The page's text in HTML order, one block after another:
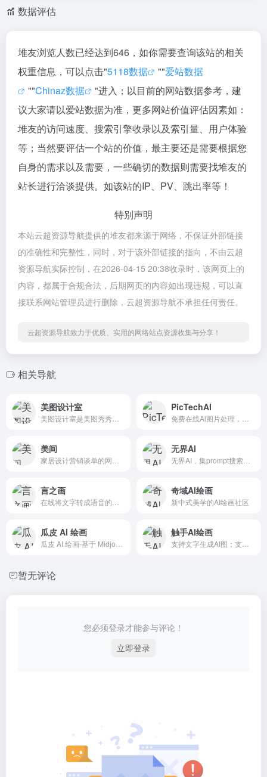
数据评估
堆友浏览人数已经达到646，如你需要查询该站的相关
权重信息，可以点击"5118数据 ""爱站数据
""Chinaz数据
"进入；以目前的网站数据参考，建
议大家请以爱站数据为准，更多网站价值评估因素如：
堆友的访问速度、搜索引擎收录以及索引量、用户体验
等；当然要评估一个站的价值，最主要还是需要根据您
自身的需求以及需要，一些确切的数据则需要找堆友的
站长进行洽谈提供。如该站的IP、PV、跳出率等！
特别声明
本站云超资源导航提供的堆友都来源于网络，不保证外部链接
的准确性和完整性，同时，对于该外部链接的指向，不由云超
资源导航实际控制，在2026-04-15 20:38收录时，该网页上的
内容，都属于合规合法，后期网页的内容如出现违规，可以直
接联系网站管理员进行删除，云超资源导航不承担任何责任。
云超资源导航致力于优质、实用的网络站点资源收集与分享！
相关导航
美图设计室 PicTechAI
美间 无界AI
言之画 奇域Al绘画
新中式美学的AI绘画社区
瓜皮 AI 绘画 触手AI绘画
暂无评论
您必须登录才能参与评论！
立即登录